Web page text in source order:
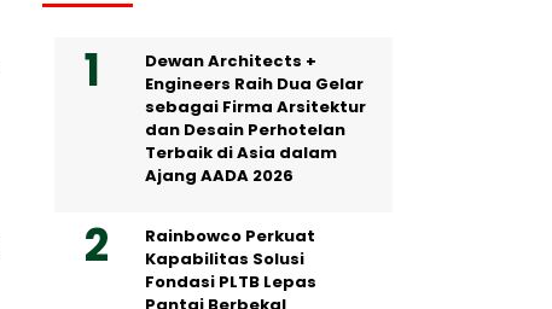
Dewan Architects +
Engineers Raih Dua Gelar
sebagai Firma Arsitektur
dan Desain Perhotelan
Terbaik di Asia dalam
Ajang AADA 2026
Rainbowco Perkuat
Kapabilitas Solusi
Fondasi PLTB Lepas